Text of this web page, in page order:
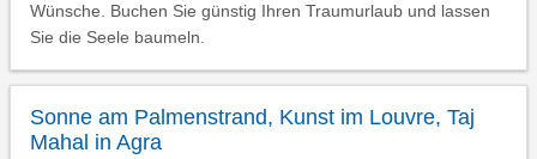
Wünsche. Buchen Sie günstig Ihren Traumurlaub und lassen
Sie die Seele baumeln.
Sonne am Palmenstrand, Kunst im Louvre, Taj
Mahal in Agra